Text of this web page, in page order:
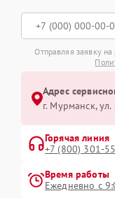
Отправляя заявку
Адрес
г. Мурманск,
Горячая линия
+7 (800) 301-
Время работы
Ежедневно с